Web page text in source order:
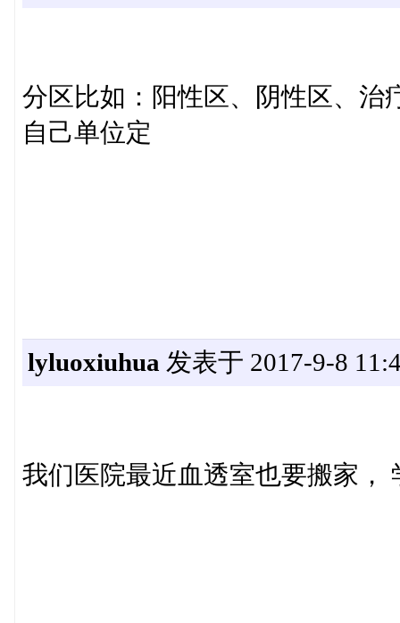
分区比如：阳性区、阴性区、治
自己单位定
lyluoxiuhua 发表于 2017-9-8
我们医院最近血透室也要搬家，